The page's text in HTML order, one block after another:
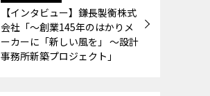
【インタビュー】鎌長製衡株式
会社「～創業145年のはかりメ
ーカーに「新しい風を」 ～設計
事務所新築プロジェクト」